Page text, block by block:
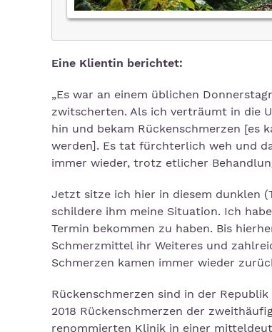
Eine Klientin berichtet:
„Es war an einem üblichen
zwitscherten. Als ich verträumt in die
hin und bekam Rückenschmerzen [es
werden]. Es tat fürchterlich weh und
immer wieder, trotz etlicher
Jetzt sitze ich hier in diesem dunklen
schildere ihm meine Situation. Ich
Termin bekommen zu haben. Bis
Schmerzmittel ihr Weiteres und
Schmerzen kamen immer wieder
Rückenschmerzen sind in der
2018 Rückenschmerzen der
renommierten Klinik in einer